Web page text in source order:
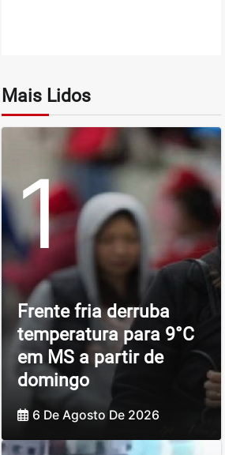
Mais Lidos
1
Frente fria derruba
temperatura para 9°C
em MS a partir de
domingo
6 De Agosto De 2026